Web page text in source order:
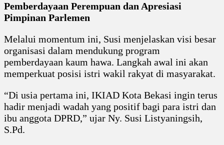
Pemberdayaan Perempuan dan Apresiasi
Pimpinan Parlemen
Melalui momentum ini, Susi menjelaskan visi besar
organisasi dalam mendukung program
pemberdayaan kaum hawa. Langkah awal ini akan
memperkuat posisi istri wakil rakyat di masyarakat.
“Di usia pertama ini, IKIAD Kota Bekasi ingin terus
hadir menjadi wadah yang positif bagi para istri dan
ibu anggota DPRD,” ujar Ny. Susi Listyaningsih,
S.Pd.